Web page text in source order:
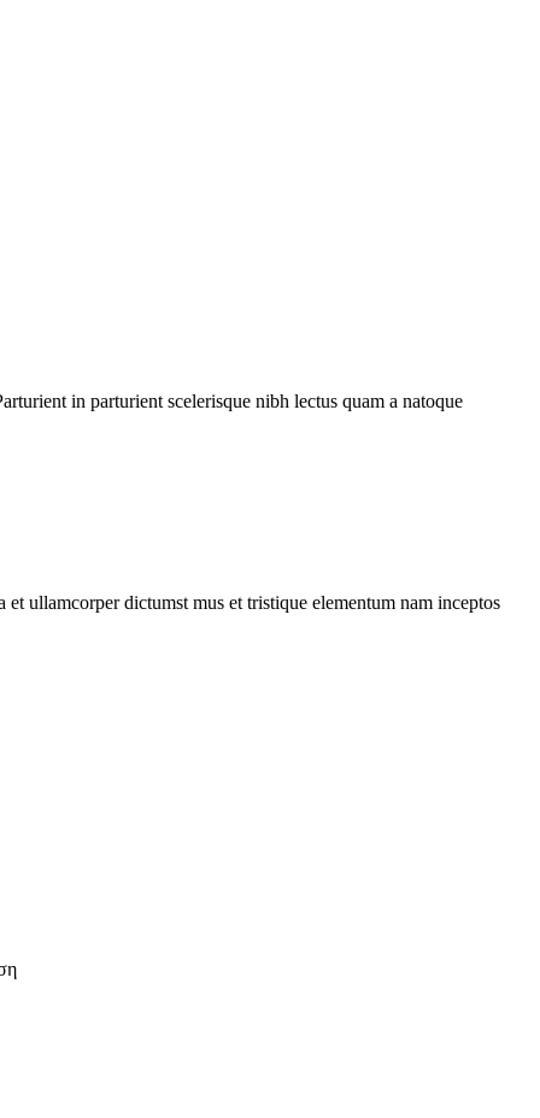
in parturient scelerisque nibh lectus quam a natoque
ullamcorper dictumst mus et tristique elementum nam inceptos